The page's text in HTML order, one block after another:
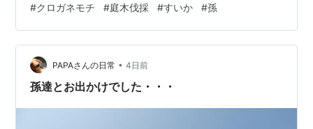
い幹 ・・・・・・ このクロガネモチ。「赤い実のつき方
がいい」と、花屋さん生まれで生花の師範免許を持つ家
内が、葉っぱを取り、枝ぶりを整え、大きい枝は1本で、
小枝は何本かを組み合わせ、コロナ前までは「直売所」
に出品していた。毎年、約2万円ぐらいを売り上げてい
#クロガネモチ #庭木伐採 #すいか #孫
PAPAさんの日常 • 4日前
孫達とお出かけでした・・・